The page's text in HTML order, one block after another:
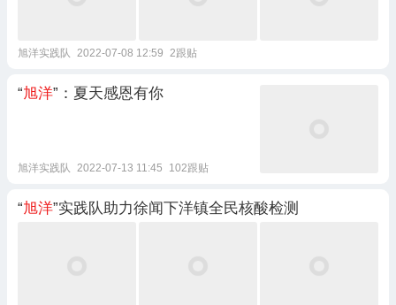
旭洋实践队 2022-07-08 12:59 2跟贴
“旭洋”：夏天感恩有你
旭洋实践队 2022-07-13 11:45 102跟贴
“旭洋”实践队助力徐闻下洋镇全民核酸检测